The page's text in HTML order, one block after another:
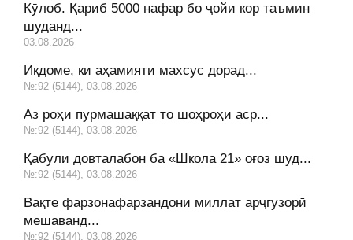
Кӯлоб. Қариб 5000 нафар бо ҷойи кор таъмин
шуданд...
03.08.2026
Иқдоме, ки аҳамияти махсус дорад...
№:92 (5144), 03.08.2026
Аз роҳи пурмашаққат то шоҳроҳи аср...
№:92 (5144), 03.08.2026
Қабули довталабон ба «Школа 21» оғоз шуд...
№:92 (5144), 03.08.2026
Вақте фарзонафарзандони миллат арҷгузорӣ
мешаванд...
№:92 (5144), 03.08.2026